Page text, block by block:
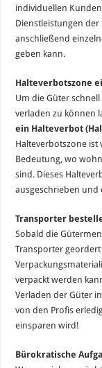
individuellen
Dienstleistungen der
anschließend
geben kann.
Halteverbotszone
Um die Güter
verladen zu können
ein Halteverbot
Halteverbotszone
Bedeutung, wo
sind. Dieses
ausgeschrieben und
Transporter
Sobald die
Transporter
verpackt werden
Verladen der Güter
von den Profis
einsparen wird!
Bürokratische